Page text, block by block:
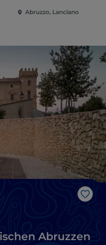
Abruzzo, Lanciano
Like
Abruzzen